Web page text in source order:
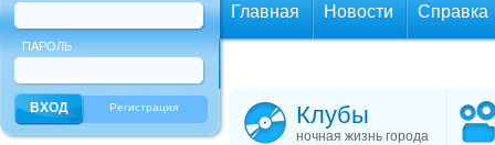
ПАРОЛЬ
Регистрация
Главная Новости Справка
Клубы
ночная жизнь города